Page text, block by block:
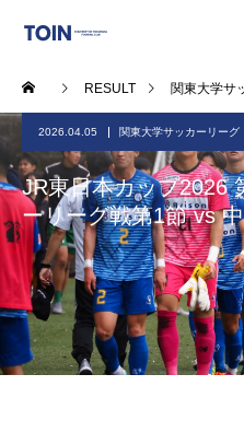
RESULT 関東大学サ
2026.04.05 関東大学サッカーリーグ
JR東日本カップ2026
ーリーグ戦第1節 vs